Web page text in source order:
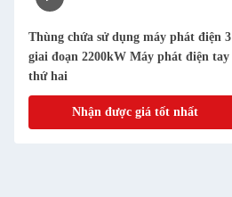
Thùng chứa sử dụng máy phát điện 3
giai đoạn 2200kW Máy phát điện tay
thứ hai
Nhận được giá tốt nhất